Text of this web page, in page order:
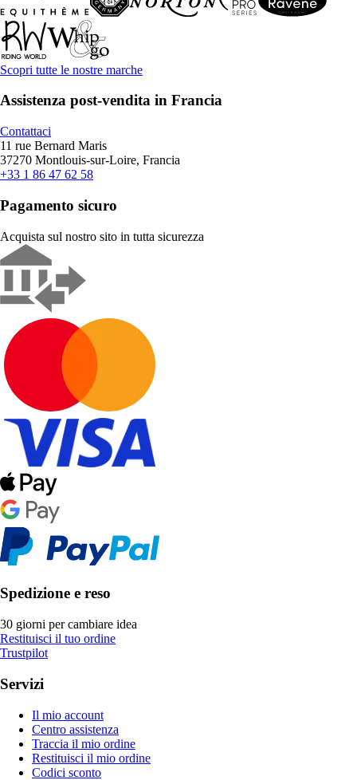
Scopri tutte le nostre marche
Assistenza post-vendita in Francia
Contattaci
11 rue Bernard Maris
37270 Montlouis-sur-Loire, Francia
+33 1 86 47 62 58
Pagamento sicuro
Acquista sul nostro sito in tutta sicurezza
Spedizione e reso
30 giorni per cambiare idea
Restituisci il tuo ordine
Trustpilot
Servizi
Il mio account
Centro assistenza
Traccia il mio ordine
Restituisci il mio ordine
Codici sconto